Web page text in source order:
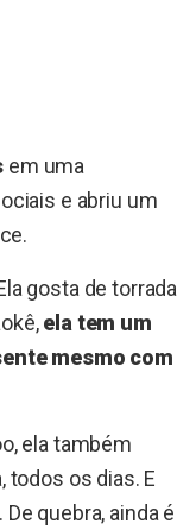
em uma
e abriu um
gosta de torrada
ela tem um
mesmo com
ela também
todos os dias. E
quebra, ainda é